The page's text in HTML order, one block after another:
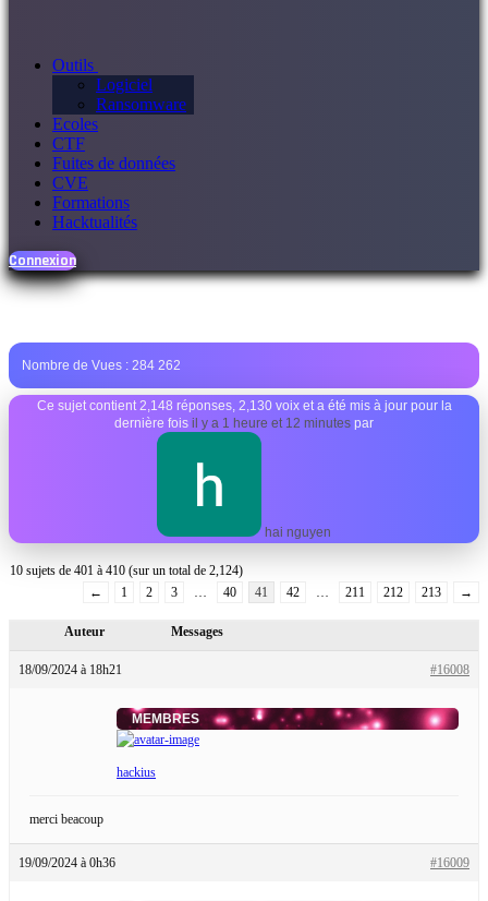
Outils
Logiciel
Ransomware
Ecoles
CTF
Fuites de données
CVE
Formations
Hacktualités
Connexion
Nombre de Vues : 284 262
Ce sujet contient 2,148 réponses, 2,130 voix et a été mis à jour pour la
dernière fois il y a 1 heure et 12 minutes par
hai nguyen
10 sujets de 401 à 410 (sur un total de 2,124)
←
1 2 3 … 40 41 42 … 211 212 213 →
Auteur Messages
18/09/2024 à 18h21 #16008
MEMBRES
hackius
merci beacoup
19/09/2024 à 0h36 #16009